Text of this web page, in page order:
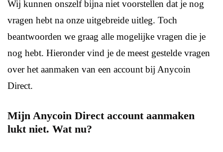
Wij kunnen onszelf bijna niet voorstellen dat je nog
vragen hebt na onze uitgebreide uitleg. Toch
beantwoorden we graag alle mogelijke vragen die je
nog hebt. Hieronder vind je de meest gestelde vragen
over het aanmaken van een account bij Anycoin
Direct.
Mijn Anycoin Direct account aanmaken
lukt niet. Wat nu?